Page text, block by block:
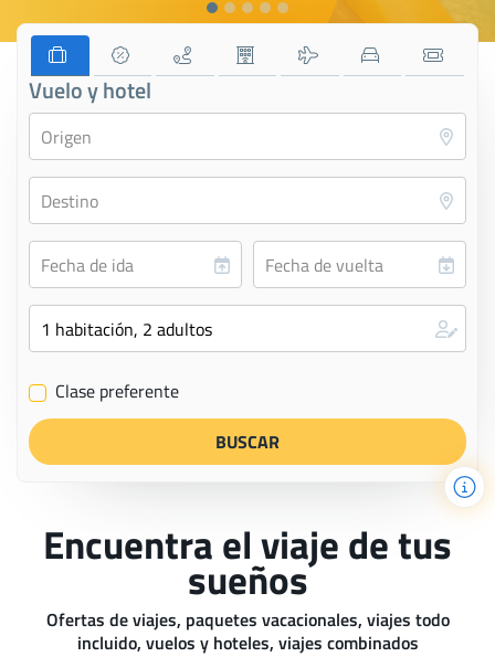
Vuelo y hotel
✔ Clase preferente
Encuentra el viaje de tus
sueños
Ofertas de viajes, paquetes vacacionales, viajes todo
incluido, vuelos y hoteles, viajes combinados